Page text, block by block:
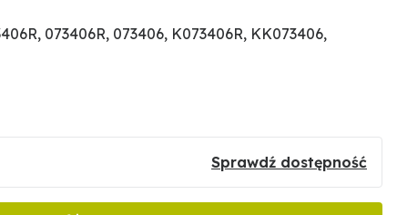
073406R, 073406, K073406R, KK073406,
Sprawdź dostępność